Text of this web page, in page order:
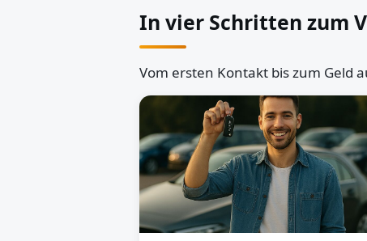
In vier Schritten zum
Vom ersten Kontakt bis zum Geld